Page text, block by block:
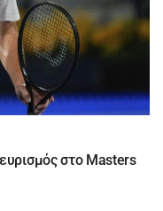
στο Masters